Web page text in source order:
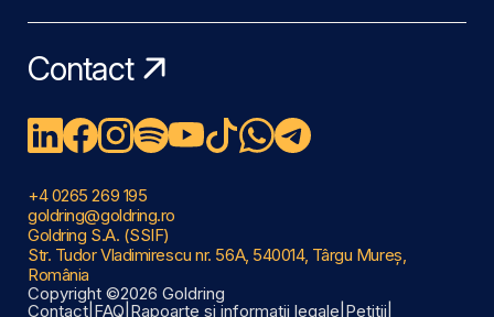
Contact
+4 0265 269 195
goldring@goldring.ro
Goldring S.A. (SSIF)
Str. Tudor Vladimirescu nr. 56A, 540014, Târgu Mureș,
România
Copyright ©2026 Goldring
Contact FAQ Rapoarte și informații legale Petiții